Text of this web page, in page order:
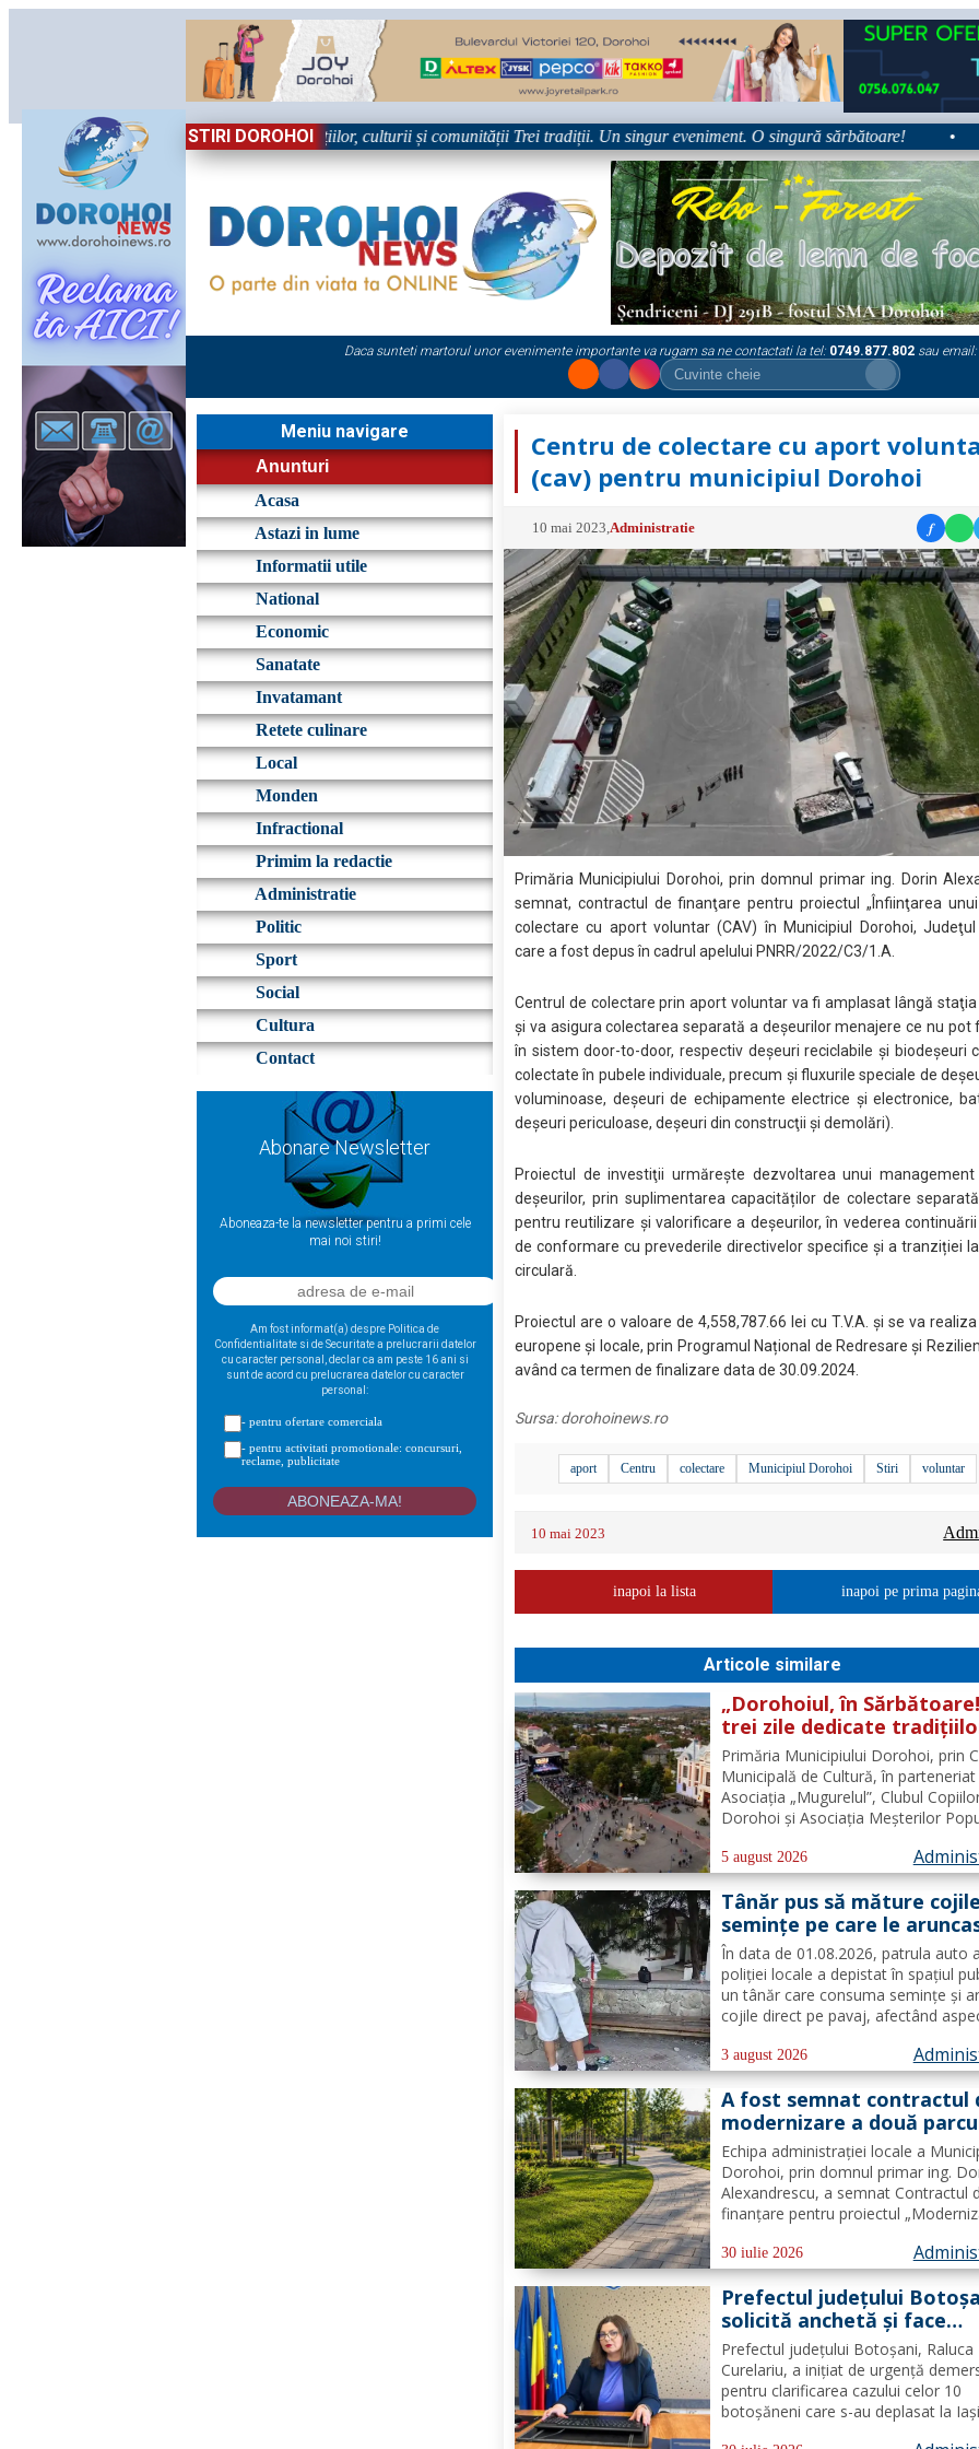
STIRI DOROHOI
Sărbătoare!” – trei zile dedicate tradițiilor, culturii și comunității Trei tradiții. Un singur eveniment. O singură sărbătoare! •
Daca sunteti martorul unor evenimente importante va rugam sa ne contactati la tel: 0749.877.802 sau email:
Meniu navigare
Anunturi
Acasa
Astazi in lume
Informatii utile
National
Economic
Sanatate
Invatamant
Retete culinare
Local
Monden
Infractional
Primim la redactie
Administratie
Politic
Sport
Social
Cultura
Contact
Abonare Newsletter
Aboneaza-te la newsletter pentru a primi cele
mai noi stiri!
Am fost informat(a) despre Politica de
Confidentialitate si de Securitate a prelucrarii datelor
cu caracter personal, declar ca am peste 16 ani si
sunt de acord cu prelucrarea datelor cu caracter
personal:
- pentru ofertare comerciala
- pentru activitati promotionale: concursuri,
reclame, publicitate
Centru de colectare cu aport
(cav) pentru municipiul Dorohoi
10 mai 2023 Administratie f
Primăria Municipiului Dorohoi, prin domnul primar ing. Dorin
semnat, contractul de finanţare pentru proiectul „Înfiinţarea
colectare cu aport voluntar (CAV) în Municipiul Dorohoi, Judeţul
care a fost depus în cadrul apelului PNRR/2022/C3/1.A.
Centrul de colectare prin aport voluntar va fi amplasat lângă
şi va asigura colectarea separată a deșeurilor menajere ce nu pot
în sistem door-to-door, respectiv deșeuri reciclabile și biodeşeuri
colectate în pubele individuale, precum și fluxurile speciale de
voluminoase, deșeuri de echipamente electrice și electronice,
deșeuri periculoase, deșeuri din construcţii și demolări).
Proiectul de investiţii urmăreşte dezvoltarea unui management
deșeurilor, prin suplimentarea capacităților de colectare
pentru reutilizare și valorificare a deșeurilor, în vederea
de conformare cu prevederile directivelor specifice și a tranziției
circulară.
Proiectul are o valoare de 4,558,787.66 lei cu T.V.A. şi se va
europene şi locale, prin Programul Național de Redresare și
având ca termen de finalizare data de 30.09.2024.
Sursa:dorohoinews.ro
aport Centru colectare Municipiul Dorohoi Stiri voluntar
10 mai 2023
inapoi la lista inapoi pe prima
Articole similare
„Dorohoiul, în
trei zile dedicate
culturii și comunității Trei
tradiții. Un singur
O singură sărbătoare!
Primăria Municipiului Dorohoi, prin
Municipală de Cultură, în parteneriat
Asociația „Mugurelul”, Clubul
Dorohoi și Asociația Meșterilor
comunitate să participe, în perioada
30 august 2026, la evenimentul
„Dorohoiul, în Sărbătoare!”....
5 august 2026
Tânăr pus să măture
seminţe pe care le
direct pe pavaj. Poliţia
Dorohoi: Respectul față
spațiul comun trebuie să
prioritate pentru fiecare
În data de 01.08.2026, patrula auto a
poliției locale a depistat în spațiul
un tânăr care consuma semințe și
cojile direct pe pavaj, afectând
prioritatea Poliției Locale este
educarea spiritului civic, polițiștii l-
3 august 2026
A fost semnat contractul
modernizare a două
din municipiul Dorohoi
fonduri europene
Echipa administrației locale a
Dorohoi, prin domnul primar ing.
Alexandrescu, a semnat Contractul
finanțare pentru proiectul
Programul Regional 2021–2027 -
Prioritatea de investiții 3. Nord-Est -
regiune durabilă, mai...
30 iulie 2026
Prefectul județului
solicită anchetă și face
demersuri pentru donarea
trombocite direct la
în cazul adolescentului din
Tudora
Prefectul județului Botoșani, Raluca
Curelariu, a inițiat de urgență
pentru clarificarea cazului celor 10
botoșăneni care s-au deplasat la Iași